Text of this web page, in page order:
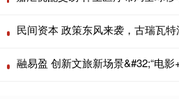
民间资本 政策东风来袭，古瑞瓦
融易盈 创新文旅新场景&#32;“电影